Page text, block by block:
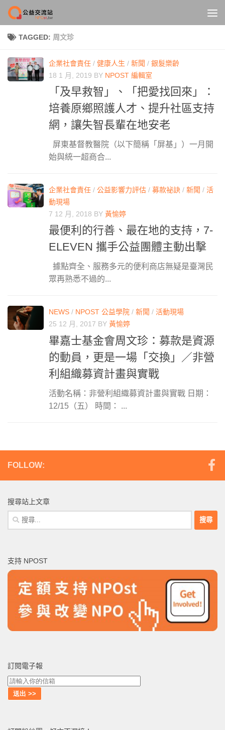
Skip to content
TAGGED: 周文珍
企業社會責任 / 健康人生 / 新聞 / 銀髮樂齡
18 1 月, 2019 BY NPOST 編輯室
「及早救智」、「把愛找回來」：
培養原鄉照護人才、提升社區支持
網，讓失智長輩在地安老
屏東基督教醫院（以下簡稱「屏基」）一月開
始與統一超商合...
企業社會責任 / 公益影響力評估 / 募款祕訣 / 新聞 / 活
動現場
7 12 月, 2018 BY 黃愉婷
最便利的行善、最在地的支持，7-
ELEVEN 攜手公益團體主動出擊
據點齊全、服務多元的便利商店無疑是臺灣民
眾再熟悉不過的...
NEWS / NPOST 公益學院 / 新聞 / 活動現場
25 12 月, 2017 BY 黃愉婷
畢嘉士基金會周文珍：募款是資源
的動員，更是一場「交換」／非營
利組織募資計畫與實戰
活動名稱：非營利組織募資計畫與實戰 日期：
12/15（五） 時間： ...
FOLLOW:
搜尋站上文章
搜
尋
字:
支持 NPOST
訂閱電子報